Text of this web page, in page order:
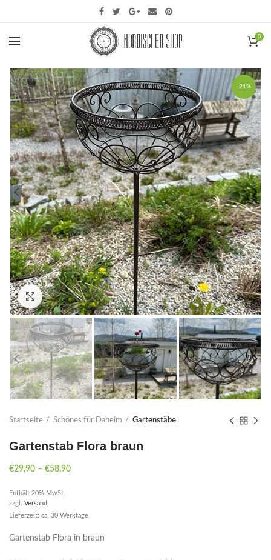
0
-21%
Click to enlarge
Startseite Schönes für Daheim Gartenstäbe
Gartenstab Flora braun
€29,90 – €58,90
Enthält 20% MwSt.
zzgl. Versand
Lieferzeit: ca. 30 Werktage
Gartenstab Flora in braun